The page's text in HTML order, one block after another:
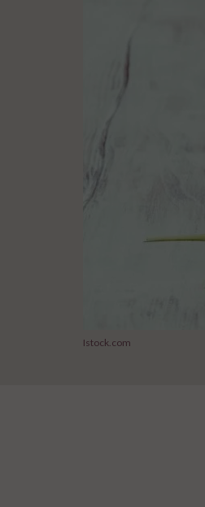
Istock.com